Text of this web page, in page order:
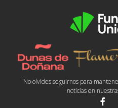
No olvides seguirnos para
noticias en